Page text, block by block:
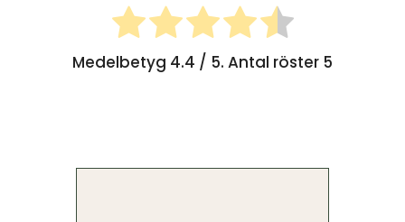
Medelbetyg 4.4 / 5. Antal röster 5